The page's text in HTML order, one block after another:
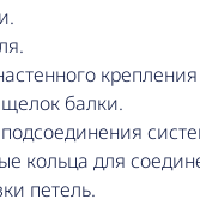
балки.
кольца для
петель.